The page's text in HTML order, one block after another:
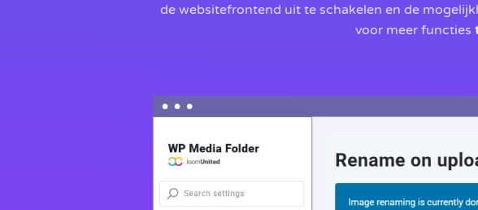
de websitefrontend uit te schakelen en de
voor meer functies